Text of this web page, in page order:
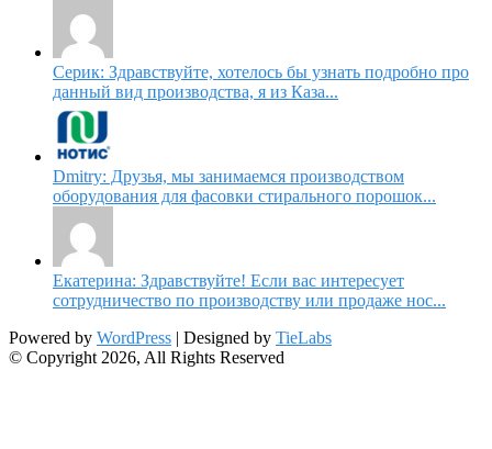
Серик: Здравствуйте, хотелось бы узнать подробно про
данный вид производства, я из Каза...
Dmitry: Друзья, мы занимаемся производством
оборудования для фасовки стирального порошок...
Екатерина: Здравствуйте! Если вас интересует
сотрудничество по производству или продаже нос...
Powered by WordPress | Designed by TieLabs
© Copyright 2026, All Rights Reserved